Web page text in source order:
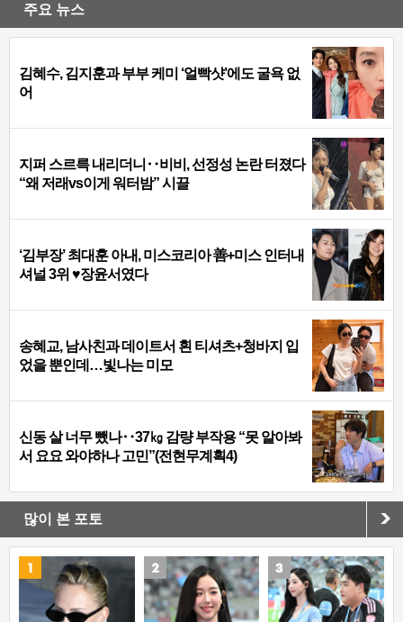
주요 뉴스
김혜수, 김지훈과 부부 케미 ‘얼빡샷’에도 굴욕 없
어
지퍼 스르륵 내리더니‥비비, 선정성 논란 터졌다
“왜 저래vs이게 워터밤” 시끌
‘김부장’ 최대훈 아내, 미스코리아 善+미스 인터내
셔널 3위 ♥장윤서였다
송혜교, 남사친과 데이트서 흰 티셔츠+청바지 입
었을 뿐인데…빛나는 미모
신동 살 너무 뺐나‥37㎏ 감량 부작용 “못 알아봐
서 요요 와야하나 고민”(전현무계획4)
많이 본 포토